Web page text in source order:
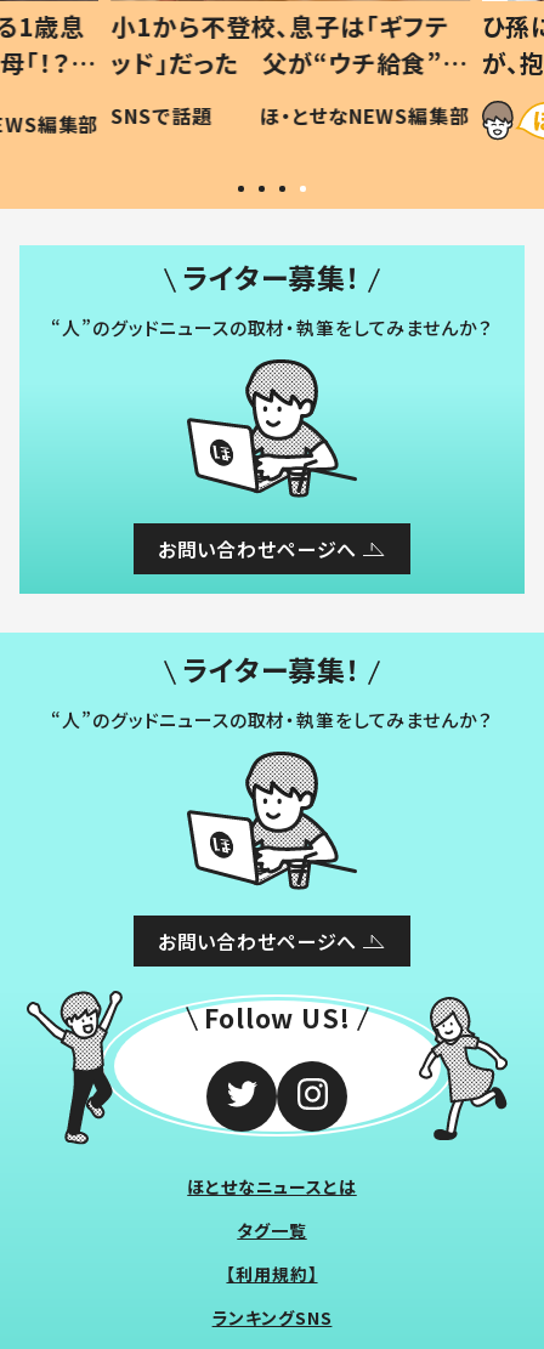
歳息
？」
編集部
小1から不登校、息子は「ギフテ
ッド」だった 父が“ウチ給食”を
作り続ける理由とは #令和の親
#令和の子
SNSで話題 ほ・とせなNEWS編集部
ひ孫
が、抱
「涙
い」
ライター募集！
“人”のグッドニュースの取材・執筆をしてみませんか？
お問い合わせページへ
ライター募集！
“人”のグッドニュースの取材・執筆をしてみませんか？
お問い合わせページへ
Follow US!
ほとせなニュースとは
タグ一覧
【利用規約】
ランキングSNS